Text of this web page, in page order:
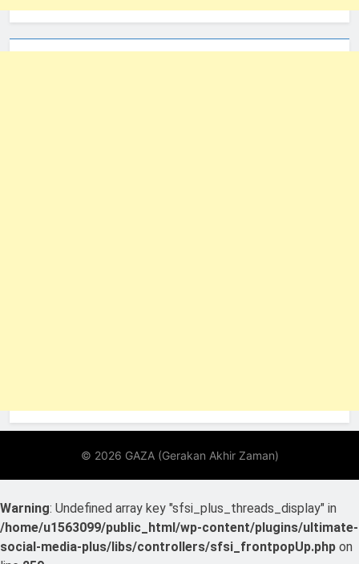
Warning: Undefined array key "sfsi_plus_threads_display" in
/home/u1563099/public_html/wp-content/plugins/ultimate-
social-media-plus/libs/controllers/sfsi_frontpopUp.php on